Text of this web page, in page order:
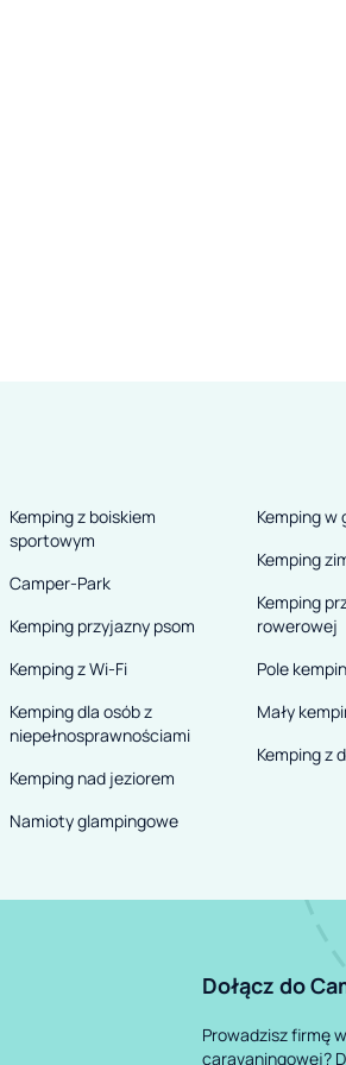
Kemping z boiskiem
sportowym
Camper-Park
Kemping przyjazny psom
Kemping z Wi-Fi
Kemping dla osób z
niepełnosprawnościami
Kemping nad jeziorem
Namioty glampingowe
Kemping w
Kemping
Kemping
rowerowej
Pole
Mały
Kemping z
Dołącz do
Prowadzisz firmę
caravaningowej?